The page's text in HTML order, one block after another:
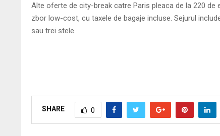
Alte oferte de city-break catre Paris pleaca de la 220 de
zbor low-cost, cu taxele de bagaje incluse. Sejurul
sau trei stele.
SHARE 0